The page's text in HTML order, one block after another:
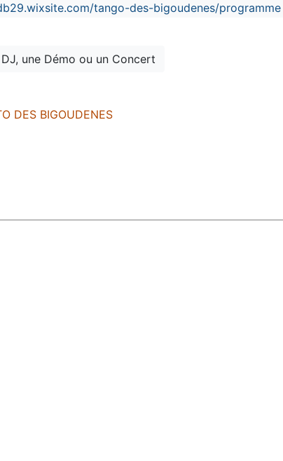
tango-des-bigoudenes/programme
une Démo ou un Concert
DES BIGOUDENES